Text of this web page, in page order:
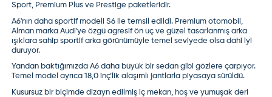
Sport, Premium Plus ve Prestige paketleridir.
A6'nın daha sportif modeli S6 ile temsil edildi. Premium otomobil,
Alman markaAudi'ye özgü agresif ön uç ve güzel tasarlanmış arka
ışıklara sahip sportif arka görünümüyle temel seviyede olsa dahi iyi
duruyor.
Yandan baktığımızda A6 daha büyük bir sedan gibi gözlere çarpıyor.
Temel model ayrıca 18,0 inç’lik alaşımlı jantlarla piyasaya sürüldü.
Kusursuz bir biçimde dizayn edilmiş iç mekan, hoş ve yumuşak deri